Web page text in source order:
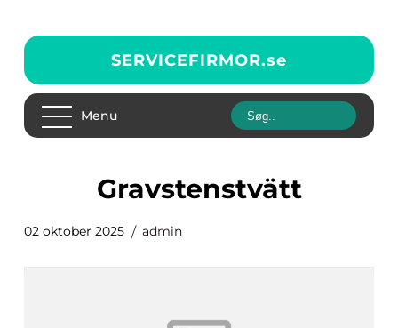
SERVICEFIRMOR.se
Menu
gravstenstvätt
02 oktober 2025 admin